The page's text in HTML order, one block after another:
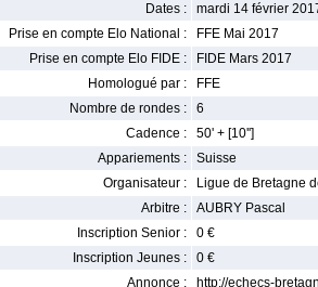
Dates :
mardi 14 février
Prise en compte Elo National :
FFE Mai 2017
Prise en compte Elo FIDE :
FIDE Mars 2017
Homologué par :
FFE
Nombre de rondes :
6
Cadence :
50' + [10'']
Appariements :
Suisse
Organisateur :
Ligue de Bretagne
Arbitre :
AUBRY Pascal
Inscription Senior :
0 €
Inscription Jeunes :
0 €
Annonce :
http://echecs-